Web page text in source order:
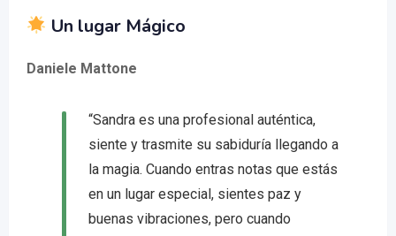
Un lugar Mágico
Daniele Mattone
“Sandra es una profesional auténtica,
siente y trasmite su sabiduría llegando a
la magia. Cuando entras notas que estás
en un lugar especial, sientes paz y
buenas vibraciones, pero cuando